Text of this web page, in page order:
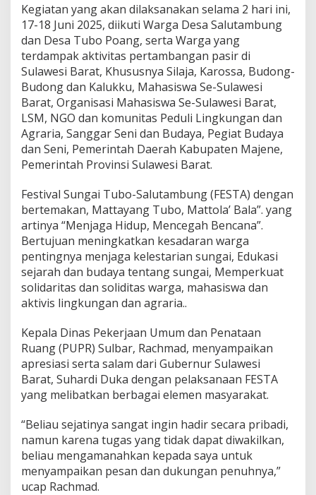
n
u
r
S
D
K
:
P
e
m
b
a
n
u
n
a
n
H
a
r
u
s
S
l
r
a
s
K
e
l
e
s
t
a
Kegiatan yang akan dilaksanakan selama 2 hari ini,
17-18 Juni 2025, diikuti Warga Desa Salutambung
dan Desa Tubo Poang, serta Warga yang
terdampak aktivitas pertambangan pasir di
Sulawesi Barat, Khususnya Silaja, Karossa, Budong-
Budong dan Kalukku, Mahasiswa Se-Sulawesi
Barat, Organisasi Mahasiswa Se-Sulawesi Barat,
LSM, NGO dan komunitas Peduli Lingkungan dan
Agraria, Sanggar Seni dan Budaya, Pegiat Budaya
dan Seni, Pemerintah Daerah Kabupaten Majene,
Pemerintah Provinsi Sulawesi Barat.
Festival Sungai Tubo-Salutambung (FESTA) dengan
bertemakan, Mattayang Tubo, Mattola’ Bala”. yang
artinya “Menjaga Hidup, Mencegah Bencana”.
Bertujuan meningkatkan kesadaran warga
pentingnya menjaga kelestarian sungai, Edukasi
sejarah dan budaya tentang sungai, Memperkuat
solidaritas dan soliditas warga, mahasiswa dan
aktivis lingkungan dan agraria..
Kepala Dinas Pekerjaan Umum dan Penataan
Ruang (PUPR) Sulbar, Rachmad, menyampaikan
apresiasi serta salam dari Gubernur Sulawesi
Barat, Suhardi Duka dengan pelaksanaan FESTA
yang melibatkan berbagai elemen masyarakat.
“Beliau sejatinya sangat ingin hadir secara pribadi,
namun karena tugas yang tidak dapat diwakilkan,
beliau mengamanahkan kepada saya untuk
menyampaikan pesan dan dukungan penuhnya,”
ucap Rachmad.